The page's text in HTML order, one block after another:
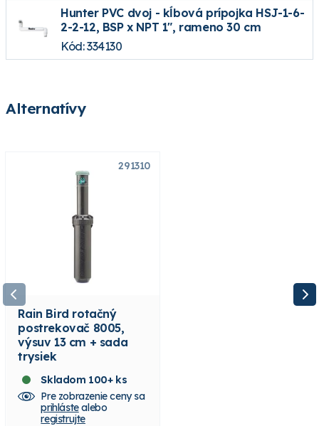
Hunter PVC dvoj - kĺbová prípojka HSJ-1-6-
2-2-12, BSP x NPT 1", rameno 30 cm
Kód: 334130
Alternatívy
291310
Rain Bird rotačný
postrekovač 8005,
výsuv 13 cm + sada
trysiek
Skladom 100+ ks
Pre zobrazenie ceny sa
prihlástealebo
registrujte